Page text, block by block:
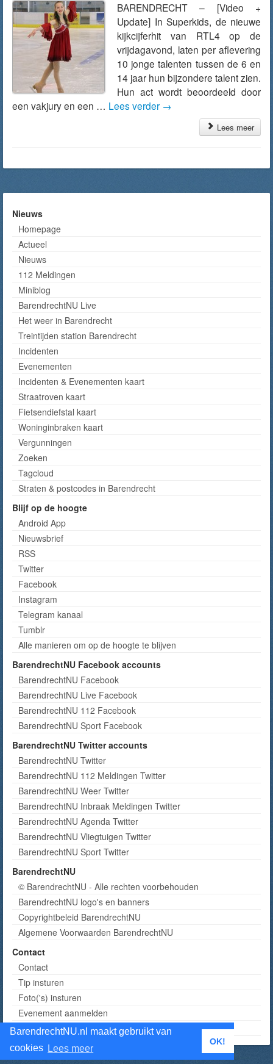
BarendrechtNU.nl maakt gebruikt van
cookies Lees meer
OK!
BARENDRECHT – [Video +
Update] In Superkids, de nieuwe
kijkcijferhit van RTL4 op de
vrijdagavond, laten per aflevering
10 jonge talenten tussen de 6 en
14 jaar hun bijzondere talent zien.
Hun act wordt beoordeeld door
een vakjury en een … Lees verder →
Lees meer
Nieuws
Homepage
Actueel
Nieuws
112 Meldingen
Miniblog
BarendrechtNU Live
Het weer in Barendrecht
Treintijden station Barendrecht
Incidenten
Evenementen
Incidenten & Evenementen kaart
Straatroven kaart
Fietsendiefstal kaart
Woninginbraken kaart
Vergunningen
Zoeken
Tagcloud
Straten & postcodes in Barendrecht
Blijf op de hoogte
Android App
Nieuwsbrief
RSS
Twitter
Facebook
Instagram
Telegram kanaal
Tumblr
Alle manieren om op de hoogte te blijven
BarendrechtNU Facebook accounts
BarendrechtNU Facebook
BarendrechtNU Live Facebook
BarendrechtNU 112 Facebook
BarendrechtNU Sport Facebook
BarendrechtNU Twitter accounts
BarendrechtNU Twitter
BarendrechtNU 112 Meldingen Twitter
BarendrechtNU Weer Twitter
BarendrechtNU Inbraak Meldingen Twitter
BarendrechtNU Agenda Twitter
BarendrechtNU Vliegtuigen Twitter
BarendrechtNU Sport Twitter
BarendrechtNU
© BarendrechtNU - Alle rechten voorbehouden
BarendrechtNU logo's en banners
Copyrightbeleid BarendrechtNU
Algemene Voorwaarden BarendrechtNU
Contact
Contact
Tip insturen
Foto('s) insturen
Evenement aanmelden
Informatie aanvragen adverteren